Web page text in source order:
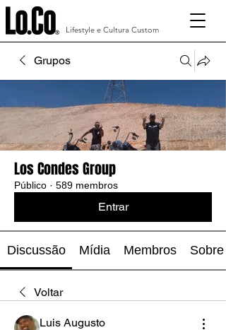
Lifestyle e Cultura Custom
Grupos
Los Condes Group
Público · 589 membros
Entrar
Discussão Mídia Membros Sobre
Voltar
Luis Augusto